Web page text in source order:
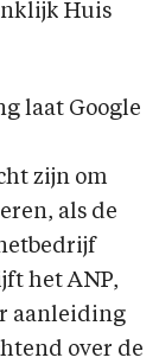
Huis
laat Google
zijn om
als de
het ANP,
aanleiding
over de